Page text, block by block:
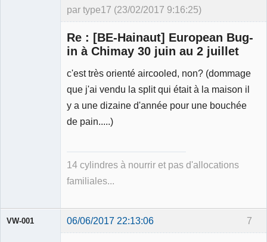
par type17 (23/02/2017 9:16:25)
Re : [BE-Hainaut] European Bug-
in à Chimay 30 juin au 2 juillet
c'est très orienté aircooled, non? (dommage
que j'ai vendu la split qui était à la maison il
y a une dizaine d'année pour une bouchée
de pain.....)
14 cylindres à nourrir et pas d'allocations
familiales...
7
VW-001 06/06/2017 22:13:06